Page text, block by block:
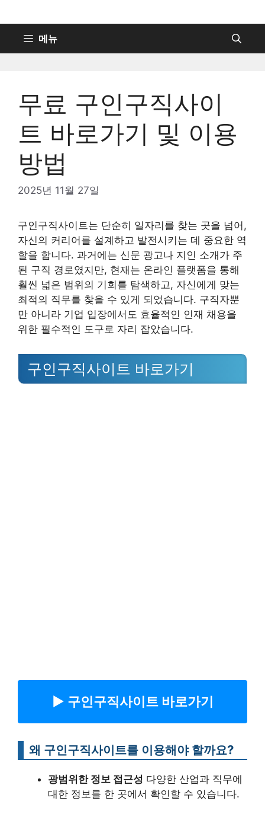
텐
로
메뉴
무료 구인구직사이
트 바로가기 및 이용
방법
2025년 11월 27일
구인구직사이트는 단순히 일자리를 찾는 곳을 넘어,
자신의 커리어를 설계하고 발전시키는 데 중요한 역
할을 합니다. 과거에는 신문 광고나 지인 소개가 주
된 구직 경로였지만, 현재는 온라인 플랫폼을 통해
훨씬 넓은 범위의 기회를 탐색하고, 자신에게 맞는
최적의 직무를 찾을 수 있게 되었습니다. 구직자뿐
만 아니라 기업 입장에서도 효율적인 인재 채용을
위한 필수적인 도구로 자리 잡았습니다.
구인구직사이트 바로가기
▶︎ 구인구직사이트 바로가기
왜 구인구직사이트를 이용해야 할까요?
광범위한 정보 접근성 다양한 산업과 직무에
대한 정보를 한 곳에서 확인할 수 있습니다.